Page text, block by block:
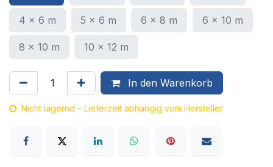
4 x 6 m 5 x 6 m 6 x 8 m 6 x 10 m
8 x 10 m 10 x 12 m
In den Warenkorb
Nicht lagernd – Lieferzeit abhängig vom Hersteller